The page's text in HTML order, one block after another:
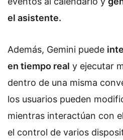
el asistente.
Además, Gemini puede
en tiempo real y ejecutar
dentro de una misma
los usuarios pueden
mientras interactúan con
el control de varios